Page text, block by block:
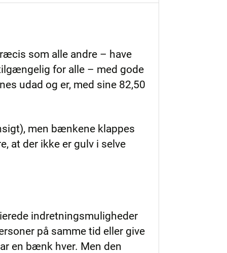
som alle andre – have
for alle – med gode
udad og er, med sine 82,50
men bænkene klappes
at der ikke er gulv i selve
indretningsmuligheder
på samme tid eller give
en bænk hver. Men den